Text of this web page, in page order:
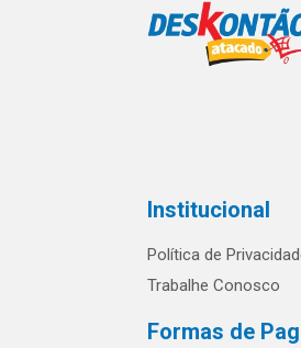
Institucional
Política de
Trabalhe Conosco
Formas de